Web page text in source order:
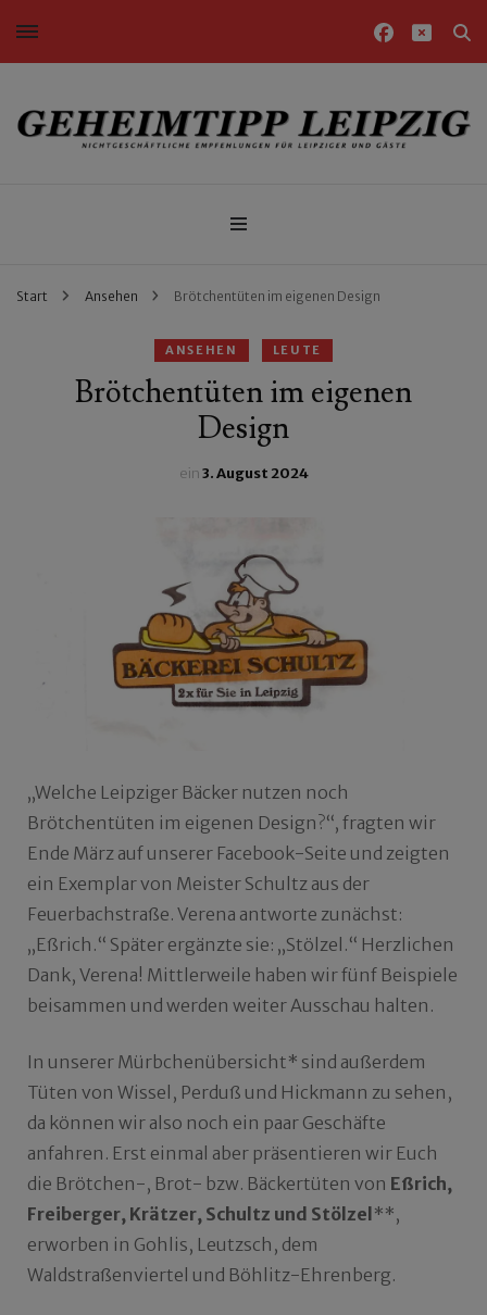
Nichtgeschäftliche Empfehlungen für Leipziger und Gäste
Start Ansehen Brötchentüten im eigenen Design
ANSEHEN LEUTE
Brötchentüten im eigenen
Design
ein3. August 2024
„Welche Leipziger Bäcker nutzen noch
Brötchentüten im eigenen Design?“, fragten wir
Ende März auf unserer Facebook-Seite und zeigten
ein Exemplar von Meister Schultz aus der
Feuerbachstraße. Verena antworte zunächst:
„Eßrich.“ Später ergänzte sie: „Stölzel.“ Herzlichen
Dank, Verena! Mittlerweile haben wir fünf Beispiele
beisammen und werden weiter Ausschau halten.
In unserer Mürbchenübersicht* sind außerdem
Tüten von Wissel, Perduß und Hickmann zu sehen,
da können wir also noch ein paar Geschäfte
anfahren. Erst einmal aber präsentieren wir Euch
die Brötchen-, Brot- bzw. Bäckertüten von Eßrich,
Freiberger, Krätzer, Schultz und Stölzel **,
erworben in Gohlis, Leutzsch, dem
Waldstraßenviertel und Böhlitz-Ehrenberg.